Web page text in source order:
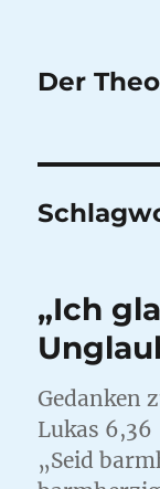
Der
„Ich
Gedanken
Lukas 6,36
„Seid